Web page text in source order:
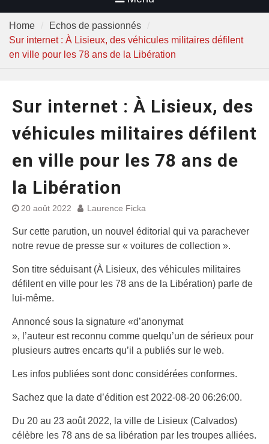
Home
Echos de passionnés
Sur internet : À Lisieux, des véhicules militaires défilent
en ville pour les 78 ans de la Libération
Sur internet : À Lisieux, des
véhicules militaires défilent
en ville pour les 78 ans de
la Libération
20 août 2022 Laurence Ficka
Sur cette parution, un nouvel éditorial qui va parachever
notre revue de presse sur « voitures de collection ».
Son titre séduisant (À Lisieux, des véhicules militaires
défilent en ville pour les 78 ans de la Libération) parle de
lui-même.
Annoncé sous la signature «d’anonymat
», l’auteur est reconnu comme quelqu’un de sérieux pour
plusieurs autres encarts qu’il a publiés sur le web.
Les infos publiées sont donc considérées conformes.
Sachez que la date d’édition est 2022-08-20 06:26:00.
Du 20 au 23 août 2022, la ville de Lisieux (Calvados)
célèbre les 78 ans de sa libération par les troupes alliées.